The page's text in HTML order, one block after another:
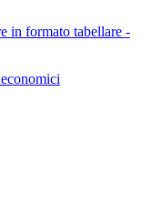
in formato tabellare -